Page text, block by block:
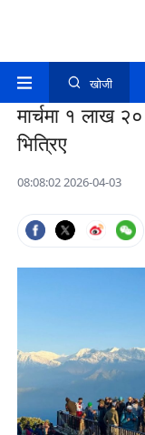
खोजी
मार्चमा १ लाख
भित्रिए
08:08:02 2026-04-03